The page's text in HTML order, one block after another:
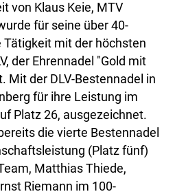
von Klaus Keie, MTV
für seine über 40-
mit der höchsten
der Ehrennadel "Gold mit
Mit der DLV-Bestennadel in
für ihre Leistung im
Platz 26, ausgezeichnet.
die vierte Bestennadel
(Platz fünf)
Matthias Thiede,
Riemann im 100-